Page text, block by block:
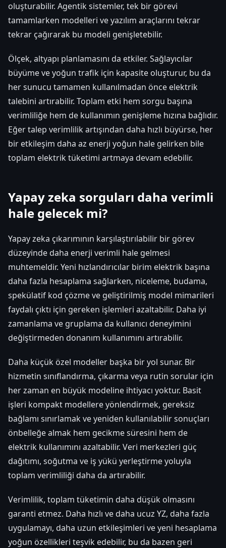
oluşturabilir. Agentik sistemler, tek bir görevi
tamamlarken modelleri ve yazılım araçlarını tekrar
tekrar çağırarak bu modeli genişletebilir.
Ölçek, altyapı planlamasını da etkiler. Sağlayıcılar
büyüme ve yoğun trafik için kapasite oluşturur, bu da
her sunucu tamamen kullanılmadan önce elektrik
talebini artırabilir. Toplam etki hem sorgu başına
verimliliğe hem de kullanımın genişleme hızına bağlıdır.
Eğer talep verimlilik artışından daha hızlı büyürse, her
bir etkileşim daha az enerji yoğun hale gelirken bile
toplam elektrik tüketimi artmaya devam edebilir.
Yapay zeka sorguları daha verimli
hale gelecek mi?
Yapay zeka çıkarımının karşılaştırılabilir bir görev
düzeyinde daha enerji verimli hale gelmesi
muhtemeldir. Yeni hızlandırıcılar birim elektrik başına
daha fazla hesaplama sağlarken, niceleme, budama,
spekülatif kod çözme ve geliştirilmiş model mimarileri
faydalı çıktı için gereken işlemleri azaltabilir. Daha iyi
zamanlama ve gruplama da kullanıcı deneyimini
değiştirmeden donanım kullanımını artırabilir.
Daha küçük özel modeller başka bir yol sunar. Bir
hizmetin sınıflandırma, çıkarma veya rutin sorular için
her zaman en büyük modeline ihtiyacı yoktur. Basit
işleri kompakt modellere yönlendirmek, gereksiz
bağlamı sınırlamak ve yeniden kullanılabilir sonuçları
önbelleğe almak hem gecikme süresini hem de
elektrik kullanımını azaltabilir. Veri merkezleri güç
dağıtımı, soğutma ve iş yükü yerleştirme yoluyla
toplam verimliliği daha da artırabilir.
Verimlilik, toplam tüketimin daha düşük olmasını
garanti etmez. Daha hızlı ve daha ucuz YZ, daha fazla
uygulamayı, daha uzun etkileşimleri ve yeni hesaplama
yoğun özellikleri teşvik edebilir, bu da bazen geri